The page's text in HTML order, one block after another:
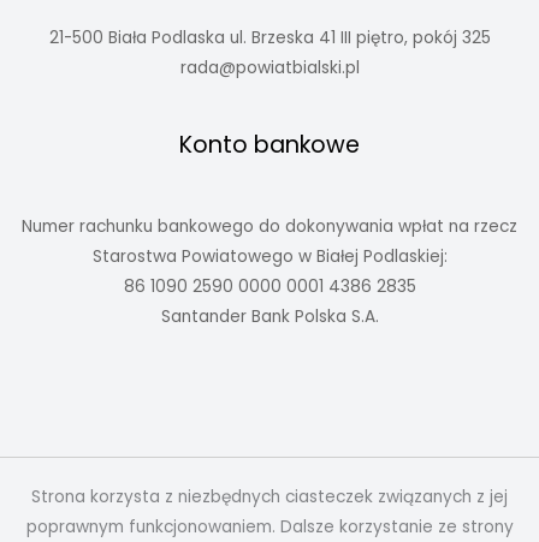
21-500 Biała Podlaska ul. Brzeska 41 III piętro, pokój 325
rada@powiatbialski.pl
Konto bankowe
Numer rachunku bankowego do dokonywania wpłat na rzecz
Starostwa Powiatowego w Białej Podlaskiej:
86 1090 2590 0000 0001 4386 2835
Santander Bank Polska S.A.
Strona korzysta z niezbędnych ciasteczek związanych z jej
poprawnym funkcjonowaniem. Dalsze korzystanie ze strony